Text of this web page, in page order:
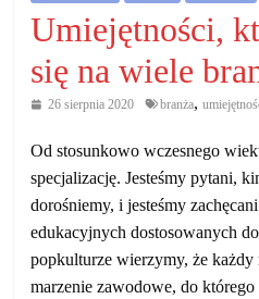
Umiejętności,
się na wiele
26 sierpnia 2020 branża,
Od stosunkowo wczesnego
specjalizację. Jesteśmy pytani,
dorośniemy, i jesteśmy
edukacyjnych dostosowanych
popkulturze wierzymy, że
marzenie zawodowe, do